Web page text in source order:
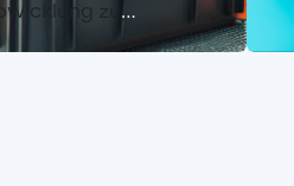
zu
setzen